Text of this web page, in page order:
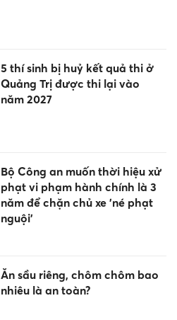
5 thí sinh bị huỷ kết quả thi ở
Quảng Trị được thi lại vào
năm 2027
Bộ Công an muốn thời hiệu xử
phạt vi phạm hành chính là 3
năm để chặn chủ xe 'né phạt
nguội’
Ăn sầu riêng, chôm chôm bao
nhiêu là an toàn?